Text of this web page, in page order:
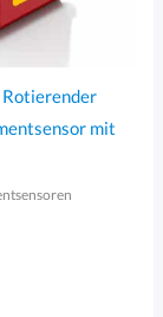
mit